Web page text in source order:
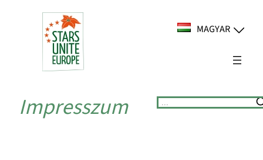
tartalomhoz
MAGYAR
Suchen
Impresszum